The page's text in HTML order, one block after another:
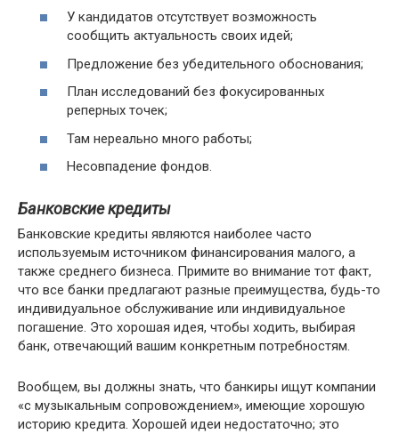
У кандидатов отсутствует возможность
сообщить актуальность своих идей;
Предложение без убедительного обоснования;
План исследований без фокусированных
реперных точек;
Там нереально много работы;
Несовпадение фондов.
Банковские кредиты
Банковские кредиты являются наиболее часто
используемым источником финансирования малого, а
также среднего бизнеса. Примите во внимание тот факт,
что все банки предлагают разные преимущества, будь-то
индивидуальное обслуживание или индивидуальное
погашение. Это хорошая идея, чтобы ходить, выбирая
банк, отвечающий вашим конкретным потребностям.
Вообщем, вы должны знать, что банкиры ищут компании
«с музыкальным сопровождением», имеющие хорошую
историю кредита. Хорошей идеи недостаточно; это